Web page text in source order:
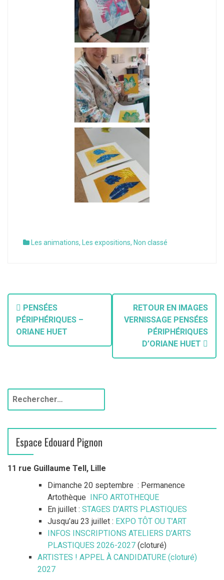
Les animations, Les expositions, Non classé
PENSÉES
PÉRIPHÉRIQUES –
ORIANE HUET
RETOUR EN IMAGES
VERNISSAGE PENSÉES
PÉRIPHÉRIQUES
D’ORIANE HUET
Espace Edouard Pignon
11 rue Guillaume Tell, Lille
Dimanche 20 septembre : Permanence
Artothèque
INFO ARTOTHEQUE
En juillet : STAGES D’ARTS PLASTIQUES
Jusqu’au 23 juillet : EXPO TÔT OU T’ART
INFOS INSCRIPTIONS ATELIERS D’ARTS
PLASTIQUES 2026-2027 (cloturé)
ARTISTES ! APPEL À CANDIDATURE (cloturé)
2027